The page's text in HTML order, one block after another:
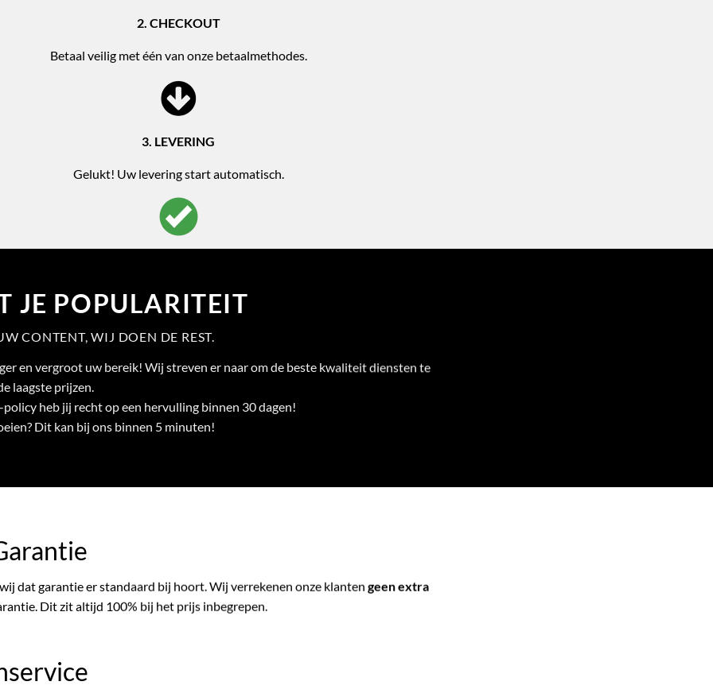
2. CHECKOUT
Betaal veilig met één van onze betaalmethodes.
3. LEVERING
Gelukt! Uw levering start automatisch.
JE POPULARITEIT
CONTENT, WIJ DOEN DE REST.
en vergroot uw bereik! Wij streven er naar om de beste kwaliteit diensten te
laagste prijzen.
heb jij recht op een hervulling binnen 30 dagen!
Dit kan bij ons binnen 5 minuten!
dat garantie er standaard bij hoort. Wij verrekenen onze klanten geen extra
Dit zit altijd 100% bij het prijs inbegrepen.